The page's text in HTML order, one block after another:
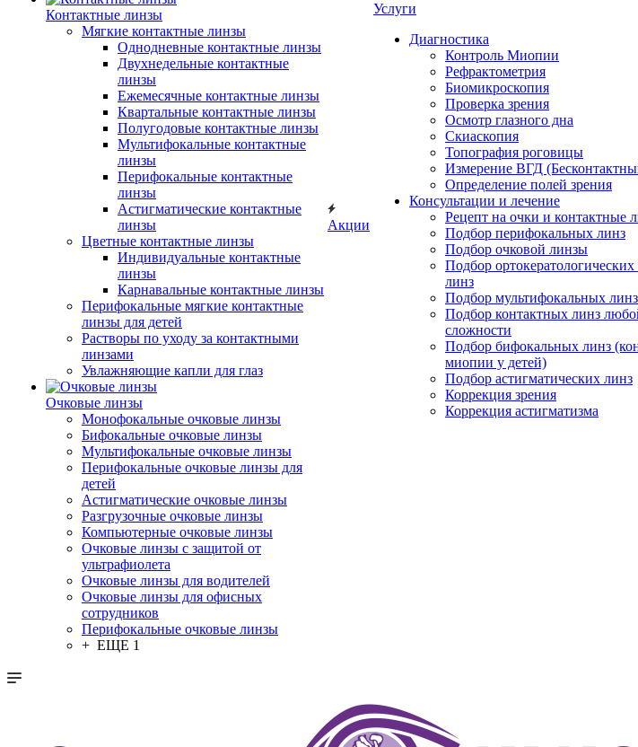
Контактные линзы
Мягкие контактные линзы
Однодневные контактные линзы
Двухнедельные контактные
линзы
Ежемесячные контактные линзы
Квартальные контактные линзы
Полугодовые контактные линзы
Мультифокальные контактные
линзы
Перифокальные контактные
линзы
Астигматические контактные
линзы
Цветные контактные линзы
Индивидуальные контактные
линзы
Карнавальные контактные линзы
Перифокальные мягкие контактные
линзы для детей
Растворы по уходу за контактными
линзами
Увлажняющие капли для глаз
Очковые линзы
Монофокальные очковые линзы
Бифокальные очковые линзы
Мультифокальные очковые линзы
Перифокальные очковые линзы для
детей
Астигматические очковые линзы
Разгрузочные очковые линзы
Компьютерные очковые линзы
Очковые линзы с защитой от
ультрафиолета
Очковые линзы для водителей
Очковые линзы для офисных
сотрудников
Перифокальные очковые линзы
+ ЕЩЕ 1
Акции
Услуги
Диагностика
Контроль Миопии
Рефрактометрия
Биомикроскопия
Проверка зрения
Осмотр глазного дна
Скиаскопия
Топография роговицы
Измерение ВГД
Определение полей зрения
Консультации и лечение
Рецепт на очки и контактные
Подбор перифокальных линз
Подбор очковой линзы
Подбор
линз
Подбор мультифокальных линз
Подбор контактных линз
сложности
Подбор бифокальных линз
миопии у детей)
Подбор астигматических линз
Коррекция зрения
Коррекция астигматизма